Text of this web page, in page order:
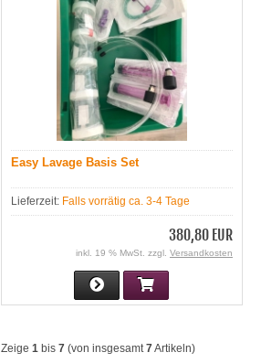
Easy Lavage Basis Set
Lieferzeit: Falls vorrätig ca. 3-4 Tage
380,80 EUR
inkl. 19 % MwSt. zzgl. Versandkosten
Zeige 1 bis 7 (von insgesamt 7Artikeln)